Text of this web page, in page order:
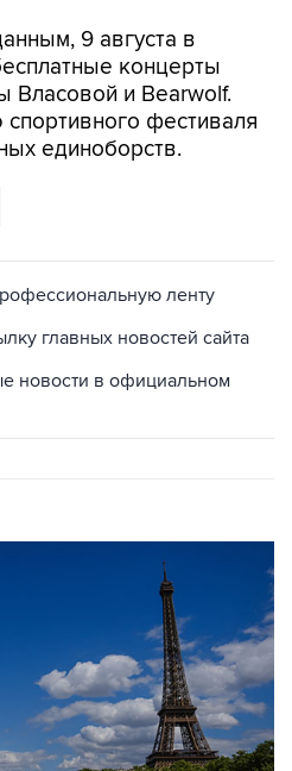
Власовой и Bearwolf.
фестиваля
единоборств.
главных новостей сайта
новости в официальном